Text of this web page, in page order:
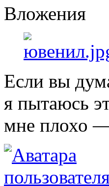
Вложения
Если вы
я пытаюсь
мне плохо